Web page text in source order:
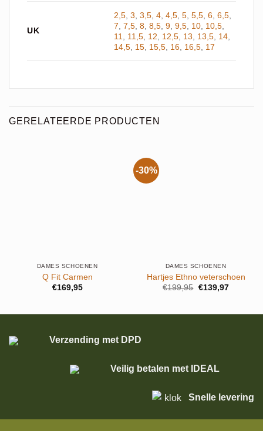
UK
2,5 ,3 ,3,5 ,4 ,4,5 ,5 ,5,5 ,6 ,6,5
7 ,7,5 ,8 ,8,5 ,9 ,9,5 10 10,5
11
11,5 12 12,5 13 13,5 14
14,5 15 15,5 16 16,5 17
GERELATEERDE PRODUCTEN
DAMES SCHOENEN
Q Fit Carmen
€169,95
-30%
DAMES SCHOENEN
Hartjes Ethno veterschoen
€199,95 Oorspronkelijke
€139,97Huidige
Verzending met DPD
Veilig betalen met IDEAL
Snelle levering